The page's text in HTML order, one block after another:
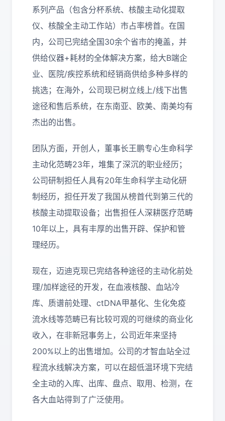
系列产品（包含分杯系统、核酸主动化提取
仪、核酸全主动工作站）市占率榜首。在国
内，公司已完结全国30余个省市的掩盖，并
供给仪器+耗材的全体解决方案，给大B端企
业、医院/疾控系统和经销商供给多种多样的
挑选；在海外，公司现已树立线上/线下出售
途径和售后系统，在东南亚、欧美、南美均有
杰出的出售。
团队方面，开创人，董事长王鹏专心生命科学
主动化范畴23年，堆集了深沉的职业经历；
公司研制担任人具有20年生命科学主动化研
制经历，担任开发了我国从榜首代到第三代的
核酸主动提取设备；出售担任人深耕医疗范畴
10年以上，具有丰厚的出售开辟、保护和管
理经历。
现在，迈迪克现已完结各种途径的主动化前处
理/加样途径的开发，在血液核酸、血站冷
库、质谱前处理、ctDNA甲基化、生化免疫
流水线等范畴已有比较可观的可继续的商业化
收入，在非新冠事务上，公司近年来坚持
200%以上的出售增加。公司的才智血站全过
程流水线解决方案，可以在超低温环境下完结
全主动的入库、出库、盘点、取用、检测，在
各大血站得到了广泛使用。